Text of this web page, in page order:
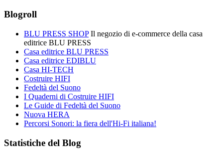
Blogroll
BLU PRESS SHOPIl negozio di e-commerce della casa
editrice BLU PRESS
Casa editrice BLU PRESS
Casa editrice EDIBLU
Casa HI-TECH
Costruire HIFI
Fedeltà del Suono
I Quaderni di Costruire HIFI
Le Guide di Fedeltà del Suono
Nuova HERA
Percorsi Sonori: la fiera dell'Hi-Fi italiana!
Statistiche del Blog